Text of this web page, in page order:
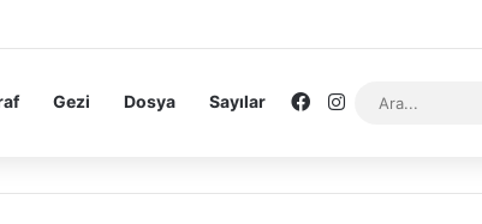
Gezi Dosya Sayılar Facebook
Instagram